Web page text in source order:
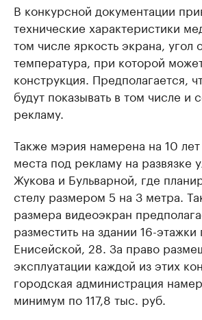
В конкурсной документации
технические характеристики
том числе яркость экрана, угол
температура, при которой
конструкция. Предполагается,
будут показывать в том числе и
рекламу.
Также мэрия намерена на 10
места под рекламу на развязке
Жукова и Бульварной, где
стелу размером 5 на 3 метра.
размера видеоэкран
разместить на здании 16-этажки
Енисейской, 28. За право
эксплуатации каждой из этих
городская администрация
минимум по 117,8 тыс. руб.